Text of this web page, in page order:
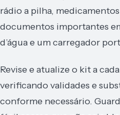
rádio a pilha,
documentos importantes
d’água e um carregador
Revise e atualize o kit a
verificando validades e
conforme necessário.